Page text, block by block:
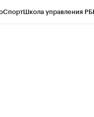
СпортШкола управления